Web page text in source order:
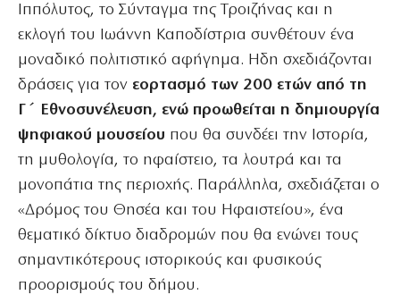
Ιππόλυτος, το Σύνταγμα της Τροιζήνας και η
εκλογή του Ιωάννη Καποδίστρια συνθέτουν ένα
μοναδικό πολιτιστικό αφήγημα. Ηδη σχεδιάζονται
δράσεις για τον εορτασμό των 200 ετών από τη
Γ΄ Εθνοσυνέλευση, ενώ προωθείται η δημιουργία
ψηφιακού μουσείου που θα συνδέει την Ιστορία,
τη μυθολογία, το ηφαίστειο, τα λουτρά και τα
μονοπάτια της περιοχής. Παράλληλα, σχεδιάζεται ο
«Δρόμος του Θησέα και του Ηφαιστείου», ένα
θεματικό δίκτυο διαδρομών που θα ενώνει τους
σημαντικότερους ιστορικούς και φυσικούς
προορισμούς του δήμου.